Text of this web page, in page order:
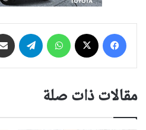
فيسبوك واتساب
مقالات ذات صلة